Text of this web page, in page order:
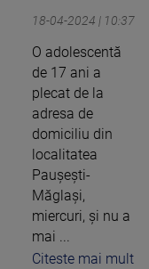
18-04-2024 | 10:37
O adolescentă
de 17 ani a
plecat de la
adresa de
domiciliu din
localitatea
Paușești-
Măglași,
miercuri, și nu a
mai ...
Citeste mai mult